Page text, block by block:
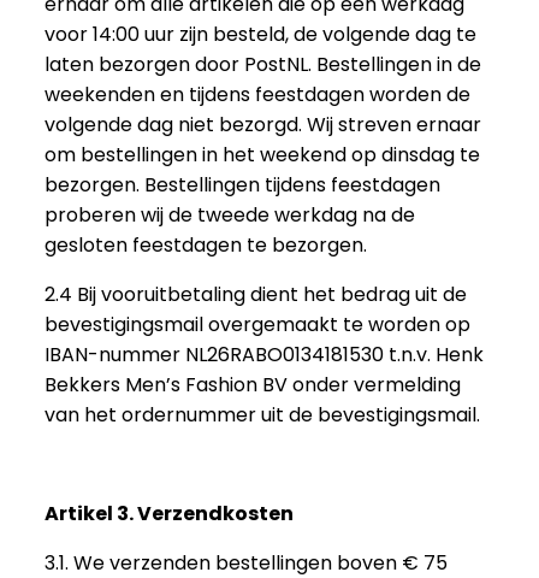
voor 14:00 uur zijn besteld, de volgende dag te
laten bezorgen door PostNL. Bestellingen in de
weekenden en tijdens feestdagen worden de
volgende dag niet bezorgd. Wij streven ernaar
om bestellingen in het weekend op dinsdag te
bezorgen. Bestellingen tijdens feestdagen
proberen wij de tweede werkdag na de
gesloten feestdagen te bezorgen.
2.4 Bij vooruitbetaling dient het bedrag uit de
bevestigingsmail overgemaakt te worden op
IBAN-nummer NL26RABO0134181530 t.n.v. Henk
Bekkers Men’s Fashion BV onder vermelding
van het ordernummer uit de bevestigingsmail.
Artikel 3. Verzendkosten
3.1. We verzenden bestellingen boven € 75